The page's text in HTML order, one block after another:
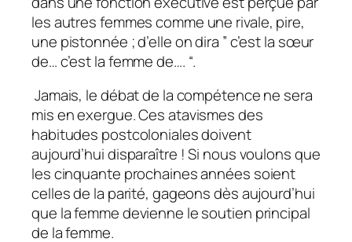
les autres femmes comme une rivale, pire,
une pistonnée ; d’elle on dira ” c’est la sœur
de… c’est la femme de…. “.
Jamais, le débat de la compétence ne sera
mis en exergue. Ces atavismes des
habitudes postcoloniales doivent
aujourd’hui disparaître ! Si nous voulons que
les cinquante prochaines années soient
celles de la parité, gageons dès aujourd’hui
que la femme devienne le soutien principal
de la femme.